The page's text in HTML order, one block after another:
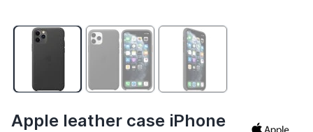
Apple leather case iPhone